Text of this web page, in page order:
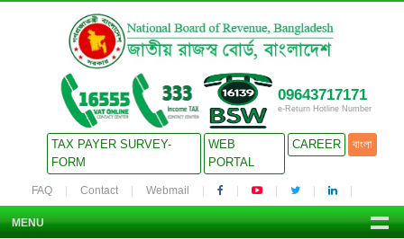
09643717171
e-Return Hotline Number
TAX PAYER SURVEY-
FORM
WEB
PORTAL
CAREER বাংলা
FAQ Contact Webmail
MENU